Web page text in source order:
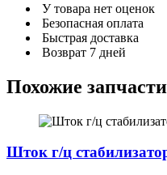
У товара нет оценок
Безопасная оплата
Быстрая доставка
Возврат 7 дней
Похожие запчасти
Шток г/ц